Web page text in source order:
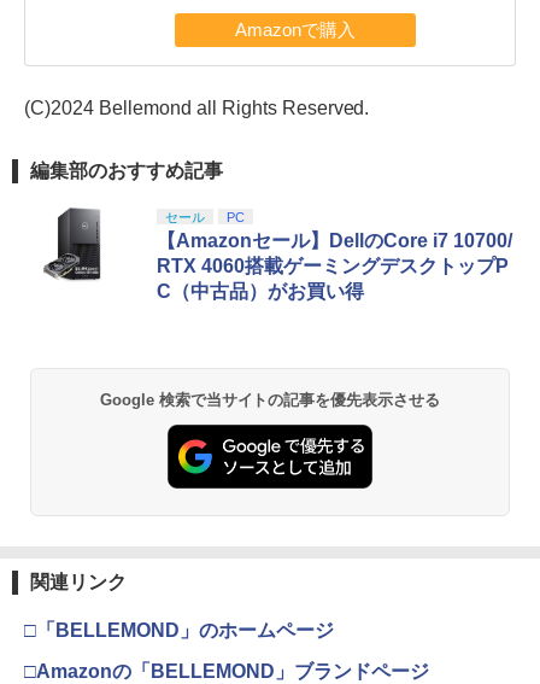
(C)2024 Bellemond all Rights Reserved.
編集部のおすすめ記事
セール PC
【Amazonセール】DellのCore i7 10700/
RTX 4060搭載ゲーミングデスクトップP
C（中古品）がお買い得
Google 検索で当サイトの記事を優先表示させる
関連リンク
□「BELLEMOND」のホームページ
□Amazonの「BELLEMOND」ブランドページ